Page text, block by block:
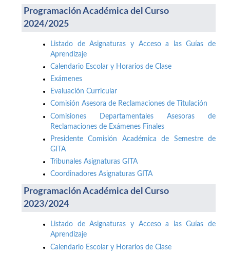
Programación Académica del Curso
2024/2025
Listado de Asignaturas y Acceso a las Guías de
Aprendizaje
Calendario Escolar y Horarios de Clase
Exámenes
Evaluación Curricular
Comisión Asesora de Reclamaciones de Titulación
Comisiones Departamentales Asesoras de
Reclamaciones de Exámenes Finales
Presidente Comisión Académica de Semestre de
GITA
Tribunales Asignaturas GITA
Coordinadores Asignaturas GITA
Programación Académica del Curso
2023/2024
Listado de Asignaturas y Acceso a las Guías de
Aprendizaje
Calendario Escolar y Horarios de Clase